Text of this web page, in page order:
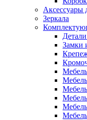
Аксессуары
Зеркала
Замки